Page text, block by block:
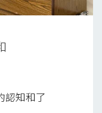
認知和了